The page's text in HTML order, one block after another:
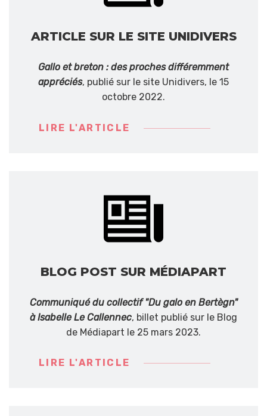
ARTICLE SUR LE SITE UNIDIVERS
Gallo et breton : des proches différemment
appréciés, publié sur le site Unidivers, le 15
octobre 2022.
LIRE L'ARTICLE
BLOG POST SUR MÉDIAPART
Communiqué du collectif "Du galo en Bertègn"
à Isabelle Le Callennec, billet publié sur le Blog
de Médiapart le 25 mars 2023.
LIRE L'ARTICLE